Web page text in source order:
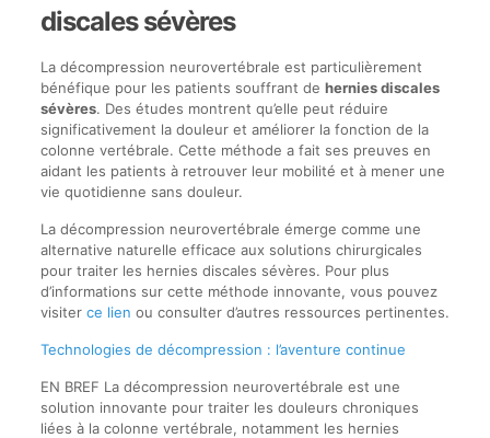
discales sévères
La décompression neurovertébrale est particulièrement
bénéfique pour les patients souffrant de hernies discales
sévères. Des études montrent qu’elle peut réduire
significativement la douleur et améliorer la fonction de la
colonne vertébrale. Cette méthode a fait ses preuves en
aidant les patients à retrouver leur mobilité et à mener une
vie quotidienne sans douleur.
La décompression neurovertébrale émerge comme une
alternative naturelle efficace aux solutions chirurgicales
pour traiter les hernies discales sévères. Pour plus
d’informations sur cette méthode innovante, vous pouvez
visiter ce lien ou consulter d’autres ressources pertinentes.
Technologies de décompression : l’aventure continue
EN BREF La décompression neurovertébrale est une
solution innovante pour traiter les douleurs chroniques
liées à la colonne vertébrale, notamment les hernies